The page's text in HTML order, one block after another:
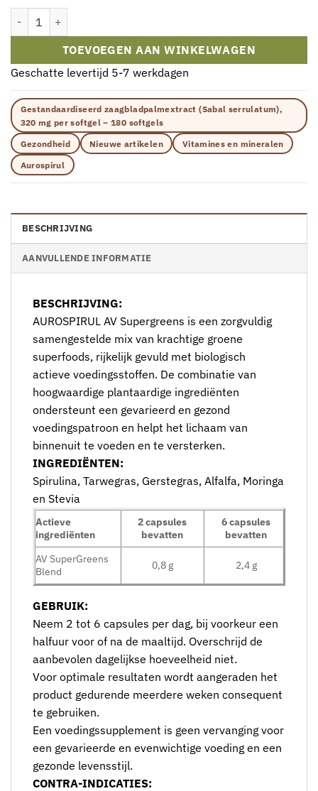
Aurospirul AV Supergreens – Voedingssupplement met
TOEVOEGEN AAN WINKELWAGEN
Geschatte levertijd 5-7 werkdagen
Gestandaardiseerd zaagbladpalmextract (Sabal serrulatum),
320 mg per softgel – 180 softgels
Gezondheid
Nieuwe artikelen
Vitamines en mineralen
Aurospirul
BESCHRIJVING
AANVULLENDE INFORMATIE
BESCHRIJVING:
AUROSPIRUL AV Supergreens is een zorgvuldig
samengestelde mix van krachtige groene
superfoods, rijkelijk gevuld met biologisch
actieve voedingsstoffen. De combinatie van
hoogwaardige plantaardige ingrediënten
ondersteunt een gevarieerd en gezond
voedingspatroon en helpt het lichaam van
binnenuit te voeden en te versterken.
INGREDIËNTEN:
Spirulina, Tarwegras, Gerstegras, Alfalfa, Moringa
en Stevia
Actieve
ingrediënten
2 capsules
bevatten
6 capsules
bevatten
AV SuperGreens
Blend
0,8 g 2,4 g
GEBRUIK:
Neem 2 tot 6 capsules per dag, bij voorkeur een
halfuur voor of na de maaltijd. Overschrijd de
aanbevolen dagelijkse hoeveelheid niet.
Voor optimale resultaten wordt aangeraden het
product gedurende meerdere weken consequent
te gebruiken.
Een voedingssupplement is geen vervanging voor
een gevarieerde en evenwichtige voeding en een
gezonde levensstijl.
CONTRA-INDICATIES: